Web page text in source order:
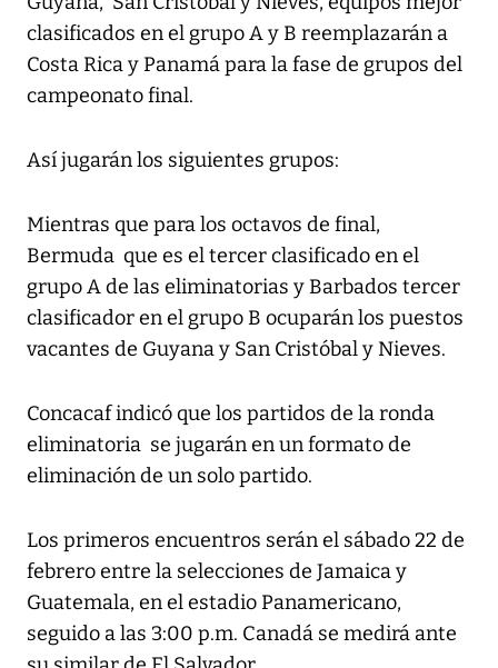
clasificados en el grupo A y B reemplazarán a
Costa Rica y Panamá para la fase de grupos del
campeonato final.
Así jugarán los siguientes grupos:
Mientras que para los octavos de final,
Bermuda que es el tercer clasificado en el
grupo A de las eliminatorias y Barbados tercer
clasificador en el grupo B ocuparán los puestos
vacantes de Guyana y San Cristóbal y Nieves.
Concacaf indicó que los partidos de la ronda
eliminatoria se jugarán en un formato de
eliminación de un solo partido.
Los primeros encuentros serán el sábado 22 de
febrero entre la selecciones de Jamaica y
Guatemala, en el estadio Panamericano,
seguido a las 3:00 p.m. Canadá se medirá ante